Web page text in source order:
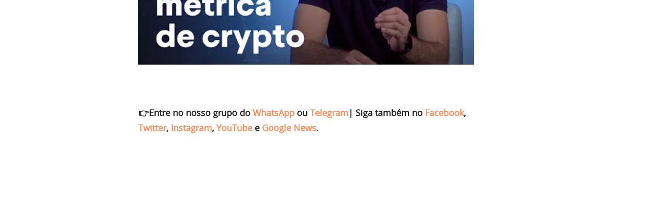
👉Entre no nosso grupo do WhatsApp ou Telegram | Siga também no Facebook,
Twitter, Instagram, YouTube e Google News.